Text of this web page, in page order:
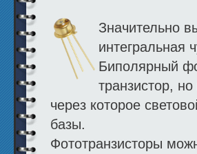
Значительно
интегральная
Биполярный
транзистор,
через которое
базы.
Фототранзисторы